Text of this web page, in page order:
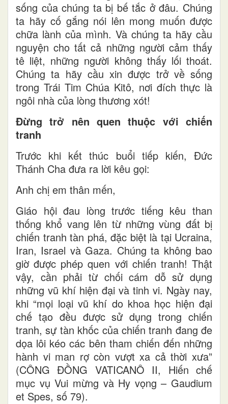
sống của chúng ta bị bế tắc ở đâu. Chúng
ta hãy cố gắng nói lên mong muốn được
chữa lành của mình. Và chúng ta hãy cầu
nguyện cho tất cả những người cảm thấy
tê liệt, những người không thấy lối thoát.
Chúng ta hãy cầu xin được trở về sống
trong Trái Tim Chúa Kitô, nơi đích thực là
ngôi nhà của lòng thương xót!
Đừng trở nên quen thuộc với chiến
tranh
Trước khi kết thúc buổi tiếp kiến, Đức
Thánh Cha đưa ra lời kêu gọi:
Anh chị em thân mến,
Giáo hội đau lòng trước tiếng kêu than
thống khổ vang lên từ những vùng đất bị
chiến tranh tàn phá, đặc biệt là tại Ucraina,
Iran, Israel và Gaza. Chúng ta không bao
giờ được phép quen với chiến tranh! Thật
vậy, cần phải từ chối cám dỗ sử dụng
những vũ khí hiện đại và tinh vi. Ngày nay,
khi “mọi loại vũ khí do khoa học hiện đại
chế tạo đều được sử dụng trong chiến
tranh, sự tàn khốc của chiến tranh đang đe
dọa lôi kéo các bên tham chiến đến những
hành vi man rợ còn vượt xa cả thời xưa”
(CÔNG ĐỒNG VATICANÔ II, Hiến chế
mục vụ Vui mừng và Hy vọng – Gaudium
et Spes, số 79).